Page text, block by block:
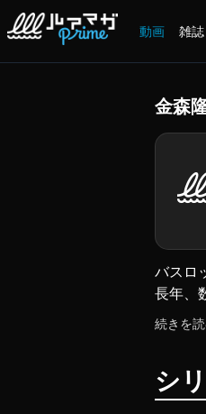
動画 雑誌
金森
バスロ
長年、
そして
オカ
そして
後編は
続きを
シ